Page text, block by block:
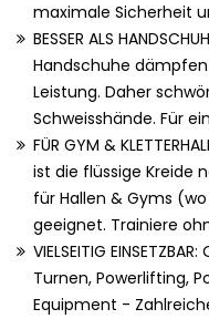
maximale Sicherheit
BESSER ALS
Handschuhe
Leistung. Daher
Schweisshände. Für
FÜR GYM &
ist die flüssige Kreide
für Hallen & Gyms
geeignet. Trainiere
VIELSEITIG
Turnen, Powerlifting,
Equipment -